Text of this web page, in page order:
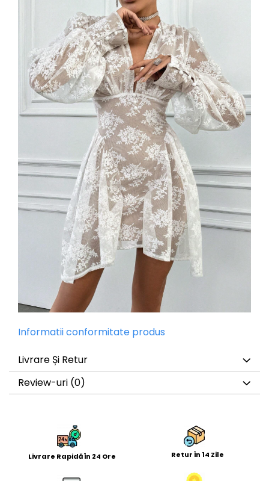
Informatii conformitate produs
Livrare Și Retur
Review-uri (0)
Livrare Rapidă În 24 Ore Retur În 14 Zile